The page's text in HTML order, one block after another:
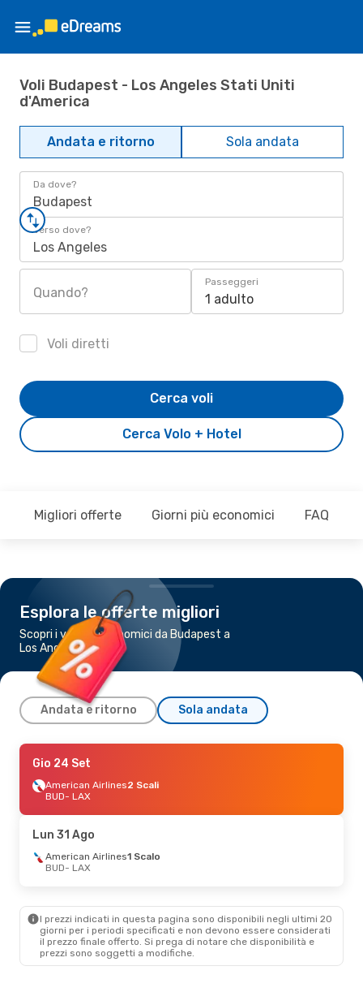
Voli Budapest - Los Angeles Stati Uniti
d'America
Andata e ritorno Sola andata
Da dove?
Budapest
Verso dove?
Los Angeles
Quando?
Passeggeri
1 adulto
Voli diretti
Cerca Volo + Hotel
Cerca voli
Migliori offerte Giorni più economici FAQ
Esplora le offerte migliori
Scopri i voli più economici da Budapest a
Los Angeles
Andata e ritorno Sola andata
Mer 26 Ago
American Airlines
1 Scalo
American Airlines
1 Scalo
LAX - BUD
Gio 24 Set
American Airlines2 Scali
BUD- LAX
Lun 31 Ago
American Airlines1 Scalo
BUD- LAX
I prezzi indicati in questa pagina sono disponibili negli ultimi 20
giorni per i periodi specificati e non devono essere considerati
il ​​prezzo finale offerto. Si prega di notare che disponibilità e
prezzi sono soggetti a modifiche.